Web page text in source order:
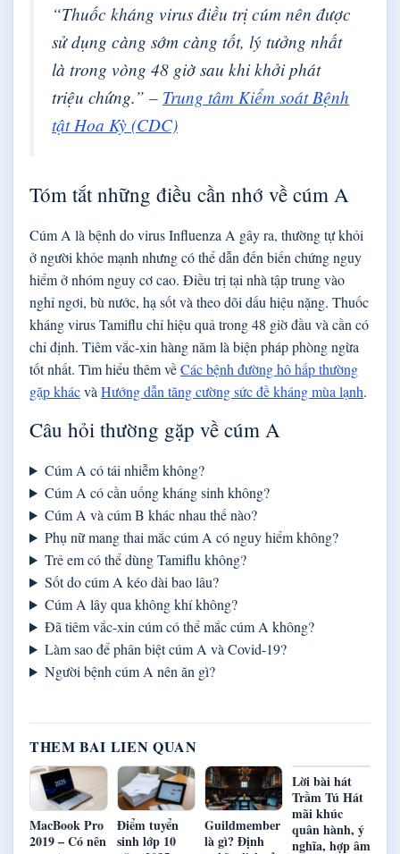
“Thuốc kháng virus điều trị cúm nên được
sử dụng càng sớm càng tốt, lý tưởng nhất
là trong vòng 48 giờ sau khi khởi phát
triệu chứng.” – Trung tâm Kiểm soát Bệnh
tật Hoa Kỳ (CDC)
Tóm tắt những điều cần nhớ về cúm A
Cúm A là bệnh do virus Influenza A gây ra, thường tự khỏi
ở người khỏe mạnh nhưng có thể dẫn đến biến chứng nguy
hiểm ở nhóm nguy cơ cao. Điều trị tại nhà tập trung vào
nghỉ ngơi, bù nước, hạ sốt và theo dõi dấu hiệu nặng. Thuốc
kháng virus Tamiflu chỉ hiệu quả trong 48 giờ đầu và cần có
chỉ định. Tiêm vắc-xin hàng năm là biện pháp phòng ngừa
tốt nhất. Tìm hiểu thêm vềCác bệnh đường hô hấp thường
gặp khácvàHướng dẫn tăng cường sức đề kháng mùa lạnh.
Câu hỏi thường gặp về cúm A
Cúm A có tái nhiễm không?
Cúm A có cần uống kháng sinh không?
Cúm A và cúm B khác nhau thế nào?
Phụ nữ mang thai mắc cúm A có nguy hiểm không?
Trẻ em có thể dùng Tamiflu không?
Sốt do cúm A kéo dài bao lâu?
Cúm A lây qua không khí không?
Đã tiêm vắc-xin cúm có thể mắc cúm A không?
Làm sao để phân biệt cúm A và Covid-19?
Người bệnh cúm A nên ăn gì?
THEM BAI LIEN QUAN
MacBook Pro
2019 – Có nên
Điểm tuyển
sinh lớp 10
Guildmember
là gì? Định
Lời bài hát
Trầm Tú Hát
mãi khúc
quân hành, ý
nghĩa, hợp âm